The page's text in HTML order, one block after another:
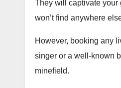
They will captivate your
won’t find anywhere
However, booking any
singer or a well-known
minefield.